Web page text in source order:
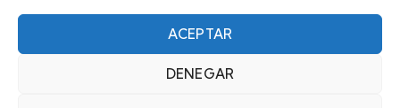
ACEPTAR
DENEGAR
Únete